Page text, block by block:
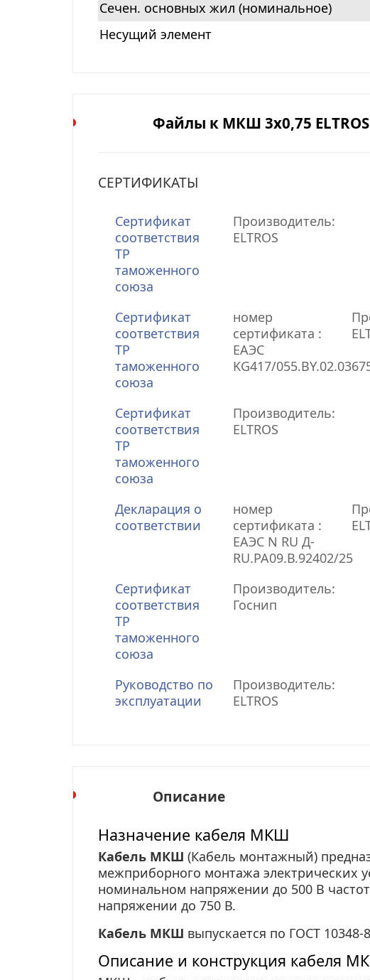
Сечен. основных жил (номинальное)
Несущий элемент
Файлы к МКШ 3х0,75 ELTROS
СЕРТИФИКАТЫ
Сертификат
соответствия
ТР
таможенного
союза
Производитель:
ELTROS
Сертификат
соответствия
ТР
таможенного
союза
номер
сертификата :
ЕАЭС
KG417/
Сертификат
соответствия
ТР
таможенного
союза
Производитель:
ELTROS
Декларация о
соответствии
номер
сертификата :
ЕАЭС N RU Д-
RU.РА09.В.92402/25
Сертификат
соответствия
ТР
таможенного
союза
Производитель:
Госнип
Руководство по
эксплуатации
Производитель:
ELTROS
Описание
Назначение кабеля МКШ
Кабель МКШ (Кабель монтажный)
межприборного монтажа электрических
номинальном напряжении до 500 В
напряжении до 750 В.
Кабель МКШ выпускается по ГОСТ 10348-
Описание и конструкция кабеля